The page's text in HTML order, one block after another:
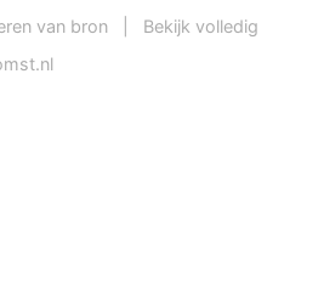
van bron
Bekijk volledig